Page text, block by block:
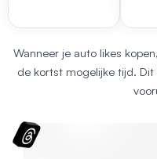
Wanneer je auto likes kopen
de kortst mogelijke tijd.